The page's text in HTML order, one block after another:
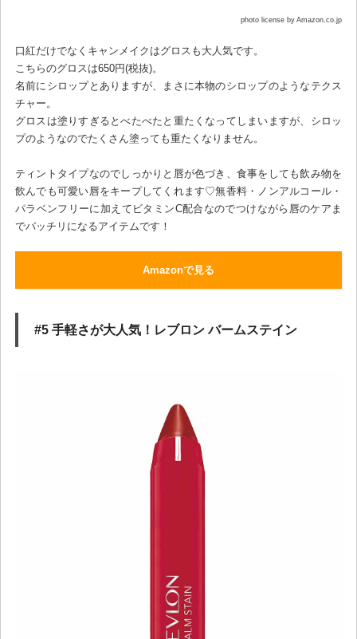
photo license by Amazon.co.jp
口紅だけでなくキャンメイクはグロスも大人気です。
こちらのグロスは650円(税抜)。
名前にシロップとありますが、まさに本物のシロップのようなテクス
チャー。
グロスは塗りすぎるとべたべたと重たくなってしまいますが、シロッ
プのようなのでたくさん塗っても重たくなりません。
ティントタイプなのでしっかりと唇が色づき、食事をしても飲み物を
飲んでも可愛い唇をキープしてくれます♡無香料・ノンアルコール・
パラベンフリーに加えてビタミンC配合なのでつけながら唇のケアま
でバッチリになるアイテムです！
Amazonで見る
#5 手軽さが大人気！レブロン バームステイン